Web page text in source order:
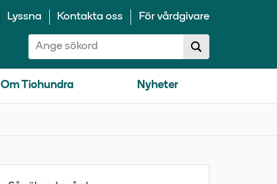
Lyssna Kontakta oss För vårdgivare
Sök på 10100:
sökförslag
Sök
Om Tiohundra Nyheter